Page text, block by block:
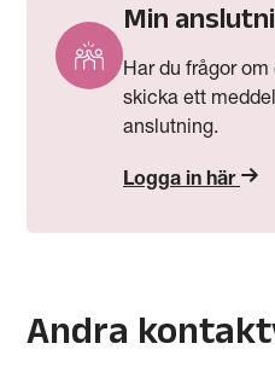
Min
Har du frågor
skicka ett
anslutning.
Logga in här
Andra